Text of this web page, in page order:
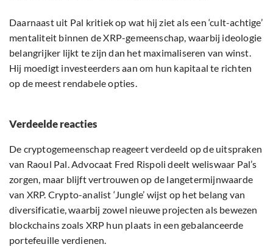
Daarnaast uit Pal kritiek op wat hij ziet als een ‘cult-achtige’
mentaliteit binnen de XRP-gemeenschap, waarbij ideologie
belangrijker lijkt te zijn dan het maximaliseren van winst.
Hij moedigt investeerders aan om hun kapitaal te richten
op de meest rendabele opties.
Verdeelde reacties
De cryptogemeenschap reageert verdeeld op de uitspraken
van Raoul Pal. Advocaat Fred Rispoli deelt weliswaar Pal’s
zorgen, maar blijft vertrouwen op de langetermijnwaarde
van XRP. Crypto-analist ‘Jungle’ wijst op het belang van
diversificatie, waarbij zowel nieuwe projecten als bewezen
blockchains zoals XRP hun plaats in een gebalanceerde
portefeuille verdienen.